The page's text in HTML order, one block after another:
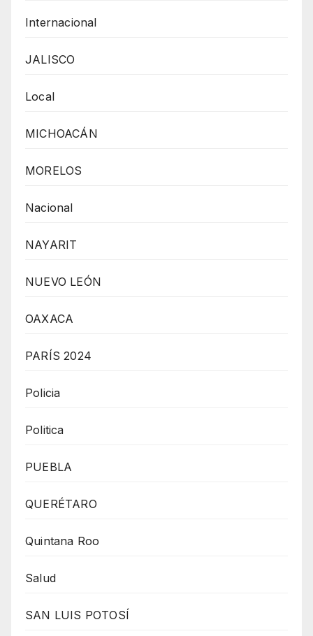
Internacional
JALISCO
Local
MICHOACÁN
MORELOS
Nacional
NAYARIT
NUEVO LEÓN
OAXACA
PARÍS 2024
Policia
Politica
PUEBLA
QUERÉTARO
Quintana Roo
Salud
SAN LUIS POTOSÍ